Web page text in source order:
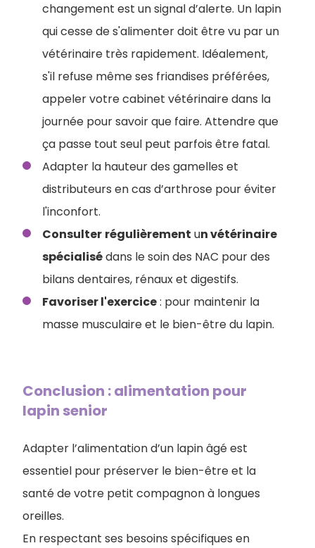
changement est un signal d’alerte. Un lapin
qui cesse de s'alimenter doit être vu par un
vétérinaire très rapidement. Idéalement,
s'il refuse même ses friandises préférées,
appeler votre cabinet vétérinaire dans la
journée pour savoir que faire. Attendre que
ça passe tout seul peut parfois être fatal.
Adapter la hauteur des gamelles et
distributeurs en cas d’arthrose pour éviter
l'inconfort.
Consulter régulièrement un vétérinaire
spécialisédans le soin des NAC pour des
bilans dentaires, rénaux et digestifs.
Favoriser l'exercice: pour maintenir la
masse musculaire et le bien-être du lapin.
Conclusion : alimentation pour
lapin senior
Adapter l’alimentation d’un lapin âgé est
essentiel pour préserver le bien-être et la
santé de votre petit compagnon à longues
oreilles.
En respectant ses besoins spécifiques en